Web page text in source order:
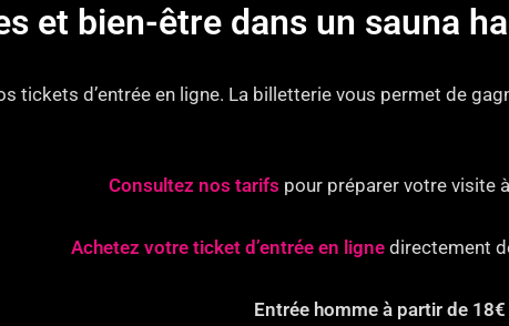
et bien-être dans un sauna
tickets d’entrée en ligne. La billetterie vous permet de
Consultez nos tarifs pour préparer votre visite
Achetez votre ticket d’entrée en lignedirectement
Entrée homme à partir de 18€